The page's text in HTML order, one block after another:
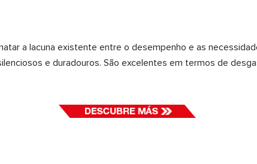
a lacuna existente entre o desempenho e as
e duradouros. São excelentes em termos de